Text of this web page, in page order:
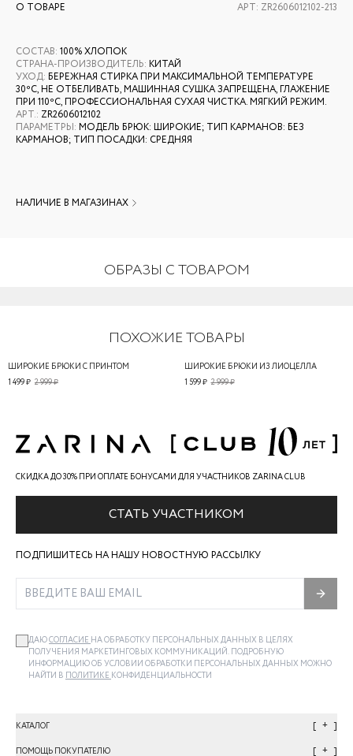
О ТОВАРЕ АРТ: ZR2606012102-213
СОСТАВ: 100% ХЛОПОК
СТРАНА-ПРОИЗВОДИТЕЛЬ: КИТАЙ
УХОД: БЕРЕЖНАЯ СТИРКА ПРИ МАКСИМАЛЬНОЙ ТЕМПЕРАТУРЕ
30ºС, НЕ ОТБЕЛИВАТЬ, МАШИННАЯ СУШКА ЗАПРЕЩЕНА, ГЛАЖЕНИЕ
ПРИ 110ºС, ПРОФЕССИОНАЛЬНАЯ СУХАЯ ЧИСТКА. МЯГКИЙ РЕЖИМ.
АРТ.: ZR2606012102
ПАРАМЕТРЫ: МОДЕЛЬ БРЮК: ШИРОКИЕ; ТИП КАРМАНОВ: БЕЗ
КАРМАНОВ; ТИП ПОСАДКИ: СРЕДНЯЯ
НАЛИЧИЕ В МАГАЗИНАХ
ОБРАЗЫ С ТОВАРОМ
ПОХОЖИЕ ТОВАРЫ
ШИРОКИЕ БРЮКИ С ПРИНТОМ
2 999 ₽
1 499 ₽
ШИРОКИЕ БРЮКИ ИЗ ЛИОЦЕЛЛА
2 999 ₽
1 599 ₽
СКИДКА ДО 30% ПРИ ОПЛАТЕ БОНУСАМИ ДЛЯ УЧАСТНИКОВ ZARINA CLUB
СТАТЬ УЧАСТНИКОМ
ПОДПИШИТЕСЬ НА НАШУ НОВОСТНУЮ РАССЫЛКУ
ДАЮСОГЛАСИЕ НА ОБРАБОТКУ ПЕРСОНАЛЬНЫХ ДАННЫХ В ЦЕЛЯХ
ПОЛУЧЕНИЯ МАРКЕТИНГОВЫХ КОММУНИКАЦИЙ. ПОДРОБНУЮ
ИНФОРМАЦИЮ ОБ УСЛОВИИ ОБРАБОТКИ ПЕРСОНАЛЬНЫХ ДАННЫХ МОЖНО
НАЙТИ В ПОЛИТИКЕ КОНФИДЕНЦИАЛЬНОСТИ
КАТАЛОГ +
ПОМОЩЬ ПОКУПАТЕЛЮ +